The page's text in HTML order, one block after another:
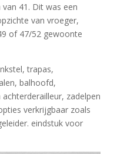
41. Dit was een
van vroeger,
of 47/52 gewoonte
trapas,
balhoofd,
zadelpen
verkrijgbaar zoals
eindstuk voor